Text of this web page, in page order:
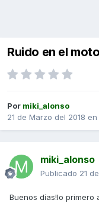
Ruido en el
Por miki_alonso
21 de Marzo del 2018 en
miki_alonso
Publicado 21
Buenos días!lo